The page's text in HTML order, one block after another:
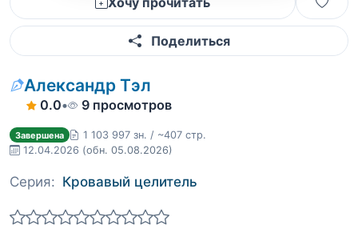
Поделиться
Александр Тэл
0.0• 9 просмотров
Завершена
1 103 997 зн. / ~407 стр.
12.04.2026 (обн. 05.08.2026)
Серия: Кровавый целитель